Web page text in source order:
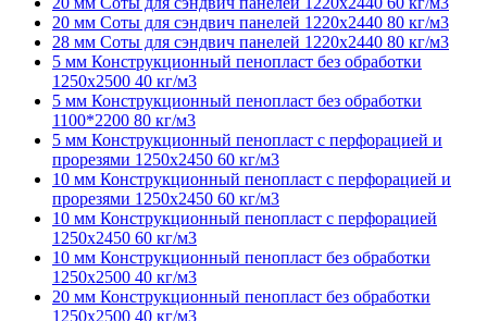
20 мм Соты для сэндвич панелей 1220х2440 80 кг/м3
28 мм Соты для сэндвич панелей 1220х2440 80 кг/м3
5 мм Конструкционный пенопласт без обработки
1250х2500 40 кг/м3
5 мм Конструкционный пенопласт без обработки
1100*2200 80 кг/м3
5 мм Конструкционный пенопласт с перфорацией и
прорезями 1250х2450 60 кг/м3
10 мм Конструкционный пенопласт с перфорацией и
прорезями 1250х2450 60 кг/м3
10 мм Конструкционный пенопласт с перфорацией
1250х2450 60 кг/м3
10 мм Конструкционный пенопласт без обработки
1250х2500 40 кг/м3
20 мм Конструкционный пенопласт без обработки
1250х2500 40 кг/м3